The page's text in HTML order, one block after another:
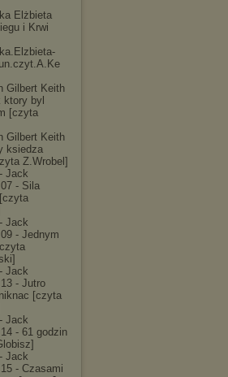
Elżbieta
i Krwi
zbieta-
Gilbert Keith
ktory byl
[czyta
Gilbert Keith
ksiedza
Z.Wrobel]
Jack
- Sila
Jack
- Jednym
Jack
- Jutro
[czyta
Jack
- 61 godzin
Jack
- Czasami